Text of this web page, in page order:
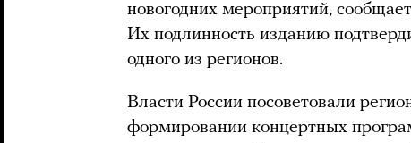
новогодних мероприятий,
Их подлинность изданию
одного из регионов.
Власти России посоветовали
формировании концертных